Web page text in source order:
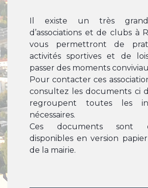
Il existe un très
d’associations et de clubs à
vous permettront de
activités sportives et de
passer des moments
Pour contacter ces
consultez les documents ci
regroupent toutes les
nécessaires.
Ces documents sont
disponibles en version papier
de la mairie.